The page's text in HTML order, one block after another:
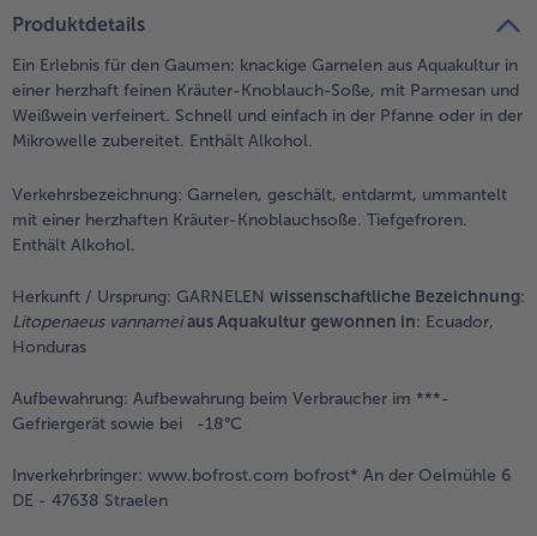
Produktdetails
Ein Erlebnis für den Gaumen: knackige Garnelen aus Aquakultur in
einer herzhaft feinen Kräuter-Knoblauch-Soße, mit Parmesan und
Weißwein verfeinert. Schnell und einfach in der Pfanne oder in der
Mikrowelle zubereitet. Enthält Alkohol.
Verkehrsbezeichnung: Garnelen, geschält, entdarmt, ummantelt
mit einer herzhaften Kräuter-Knoblauchsoße. Tiefgefroren.
Enthält Alkohol.
Herkunft / Ursprung: GARNELEN wissenschaftliche Bezeichnung:
Litopenaeus vannamei aus Aquakultur gewonnen in: Ecuador,
Honduras
Aufbewahrung: Aufbewahrung beim Verbraucher im ***-
Gefriergerät sowie bei -18°C
Inverkehrbringer: www.bofrost.com bofrost* An der Oelmühle 6
DE - 47638 Straelen